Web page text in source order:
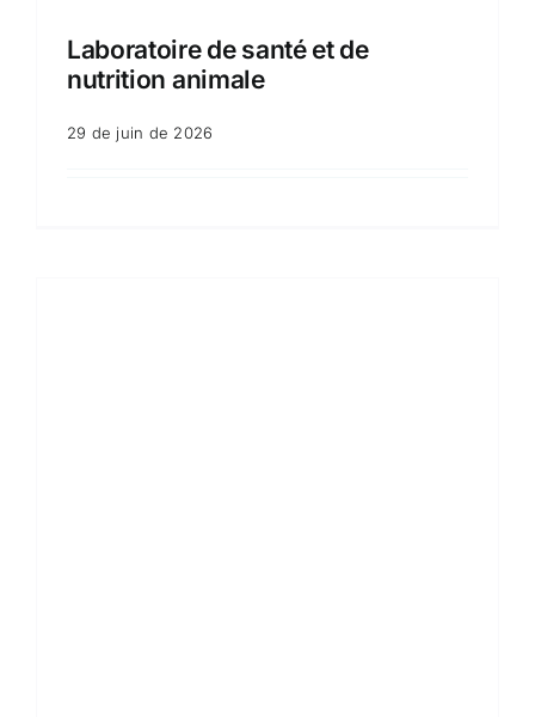
Laboratoire de santé et de
nutrition animale
29 de juin de 2026